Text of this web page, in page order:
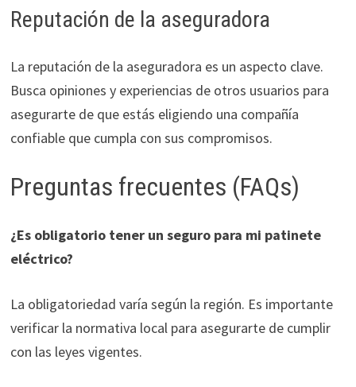
Reputación de la aseguradora
La reputación de la aseguradora es un aspecto clave.
Busca opiniones y experiencias de otros usuarios para
asegurarte de que estás eligiendo una compañía
confiable que cumpla con sus compromisos.
Preguntas frecuentes (FAQs)
¿Es obligatorio tener un seguro para mi patinete
eléctrico?
La obligatoriedad varía según la región. Es importante
verificar la normativa local para asegurarte de cumplir
con las leyes vigentes.